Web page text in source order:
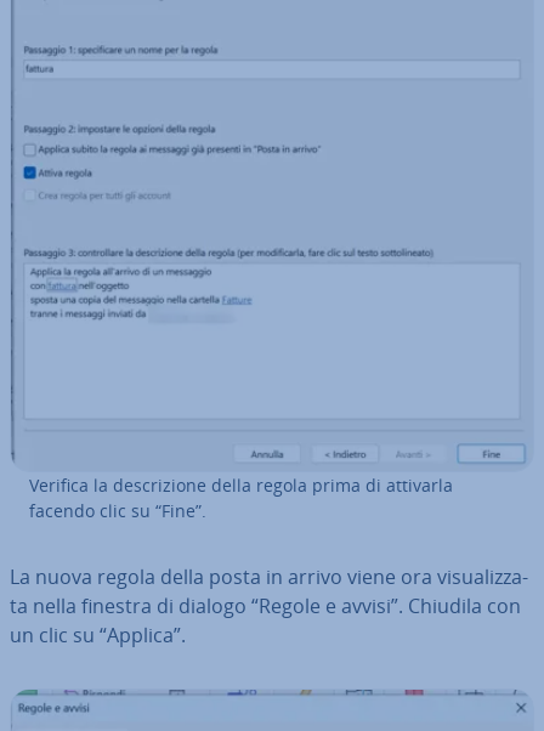
Verifica la de­scri­zio­ne della regola prima di attivarla
facendo clic su “Fine”.
La nuova regola della posta in arrivo viene ora vi­sua­liz­za­
ta nella finestra di dialogo “Regole e avvisi”. Chiudila con
un clic su “Applica”.